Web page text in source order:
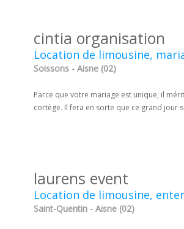
cintia organisation
Location de limousine,
Soissons - Aisne (02)
Parce que votre mariage est unique, il
cortège. Il fera en sorte que ce grand jour
laurens event
Location de limousine,
Saint-Quentin - Aisne (02)